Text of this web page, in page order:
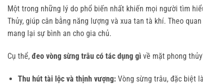
Một trong những lý do phổ biến nhất khiến mọi người tìm
Thủy, giúp cân bằng năng lượng và xua tan tà khí. Theo
mang lại sự bình an cho gia chủ.
Cụ thể, đeo vòng sừng trâu có tác dụng gì về mặt phong
Thu hút tài lộc và thịnh vượng:Vòng sừng trâu, đặc biệt